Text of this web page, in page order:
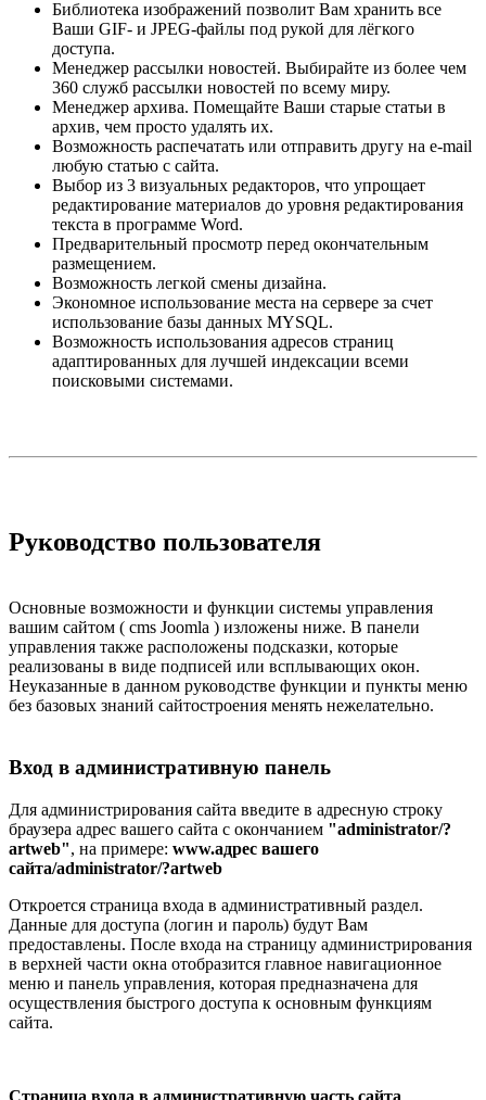
Библиотека изображений позволит Вам хранить все
Ваши GIF- и JPEG-файлы под рукой для лёгкого
доступа.
Менеджер рассылки новостей. Выбирайте из более чем
360 служб рассылки новостей по всему миру.
Менеджер архива. Помещайте Ваши старые статьи в
архив, чем просто удалять их.
Возможность распечатать или отправить другу на e-mail
любую статью с сайта.
Выбор из 3 визуальных редакторов, что упрощает
редактирование материалов до уровня редактирования
текста в программе Word.
Предварительный просмотр перед окончательным
размещением.
Возможность легкой смены дизайна.
Экономное использование места на сервере за счет
использование базы данных MYSQL.
Возможность использования адресов страниц
адаптированных для лучшей индексации всеми
поисковыми системами.
Руководство пользователя
Основные возможности и функции системы управления
вашим сайтом ( cms Joomla ) изложены ниже. В панели
управления также расположены подсказки, которые
реализованы в виде подписей или всплывающих окон.
Неуказанные в данном руководстве функции и пункты меню
без базовых знаний сайтостроения менять нежелательно.
Вход в административную панель
Для администрирования сайта введите в адресную строку
браузера адрес вашего сайта с окончанием "administrator/?
artweb", на примере: www.адрес вашего
сайта/administrator/?artweb
Откроется страница входа в административный раздел.
Данные для доступа (логин и пароль) будут Вам
предоставлены. После входа на страницу администрирования
в верхней части окна отобразится главное навигационное
меню и панель управления, которая предназначена для
осуществления быстрого доступа к основным функциям
сайта.
Страница входа в административную часть сайта